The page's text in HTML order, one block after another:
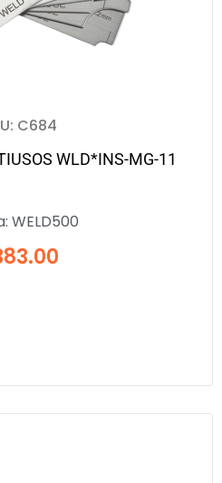
C684
WLD*INS-MG-11
WELD500